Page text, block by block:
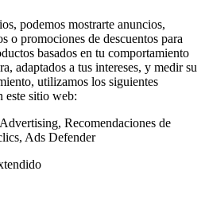
podemos mostrarte anuncios,
o promociones de descuentos para
basados en tu comportamiento
adaptados a tus intereses, y medir su
utilizamos los siguientes
este sitio web:
Recomendaciones de
Ads Defender